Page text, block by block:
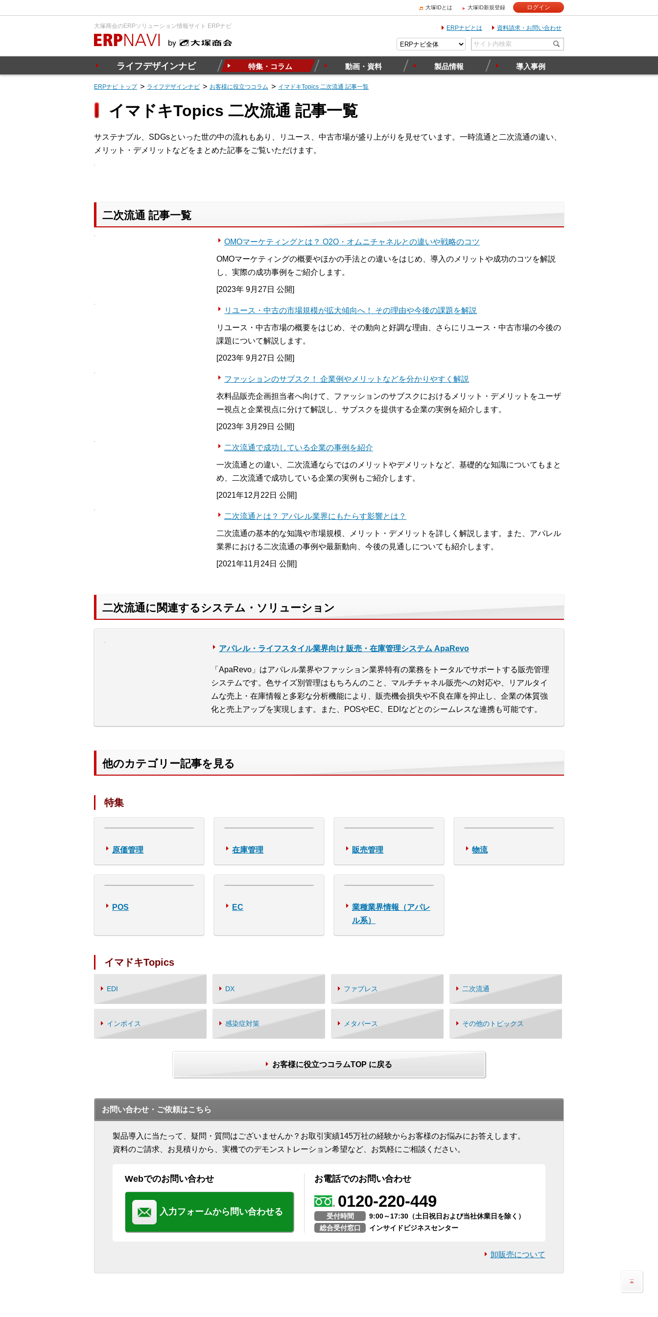
大塚IDとは 大塚ID新規登録 ログイン
大塚商会のERPソリューション情報サイト ERPナビ ERPナビとは 資料請求・お問い合わせ
ライフデザインナビ 特集・コラム 動画・資料 製品情報 導入事例
ERPナビ トップ ライフデザインナビ お客様に役立つコラム イマドキTopics 二次流通 記事一覧
イマドキTopics 二次流通 記事一覧
サステナブル、SDGsといった世の中の流れもあり、リユース、中古市場が盛り上がりを見せています。一時流通と二次流通の違い、
メリット・デメリットなどをまとめた記事をご覧いただけます。
二次流通 記事一覧
OMOマーケティングとは？ O2O・オムニチャネルとの違いや戦略のコツ
OMOマーケティングの概要やほかの手法との違いをはじめ、導入のメリットや成功のコツを解説
し、実際の成功事例をご紹介します。
[2023年 9月27日 公開]
リユース・中古の市場規模が拡大傾向へ！ その理由や今後の課題を解説
リユース・中古市場の概要をはじめ、その動向と好調な理由、さらにリユース・中古市場の今後の
課題について解説します。
[2023年 9月27日 公開]
ファッションのサブスク！ 企業例やメリットなどを分かりやすく解説
衣料品販売企画担当者へ向けて、ファッションのサブスクにおけるメリット・デメリットをユーザ
ー視点と企業視点に分けて解説し、サブスクを提供する企業の実例を紹介します。
[2023年 3月29日 公開]
二次流通で成功している企業の事例を紹介
一次流通との違い、二次流通ならではのメリットやデメリットなど、基礎的な知識についてもまと
め、二次流通で成功している企業の実例もご紹介します。
[2021年12月22日 公開]
二次流通とは？ アパレル業界にもたらす影響とは？
二次流通の基本的な知識や市場規模、メリット・デメリットを詳しく解説します。また、アパレル
業界における二次流通の事例や最新動向、今後の見通しについても紹介します。
[2021年11月24日 公開]
二次流通に関連するシステム・ソリューション
アパレル・ライフスタイル業界向け 販売・在庫管理システム ApaRevo
「ApaRevo」はアパレル業界やファッション業界特有の業務をトータルでサポートする販売管理
システムです。色サイズ別管理はもちろんのこと、マルチチャネル販売への対応や、リアルタイ
ムな売上・在庫情報と多彩な分析機能により、販売機会損失や不良在庫を抑止し、企業の体質強
化と売上アップを実現します。また、POSやEC、EDIなどとのシームレスな連携も可能です。
他のカテゴリー記事を見る
特集
原価管理 在庫管理 販売管理 物流
POS EC
業種業界情報（アパレ
ル系）
イマドキTopics
EDI DX ファブレス 二次流通
インボイス 感染症対策 メタバース その他のトピックス
お客様に役立つコラムTOP に戻る
お問い合わせ・ご依頼はこちら
製品導入に当たって、疑問・質問はございませんか？お取引実績145万社の経験からお客様のお悩みにお答えします。
資料のご請求、お見積りから、実機でのデモンストレーション希望など、お気軽にご相談ください。
Webでのお問い合わせ
入力フォームから問い合わせる
お電話でのお問い合わせ
0120-220-449
受付時間
9:00～17:30（土日祝日および当社休業日を除く）
総合受付窓口
インサイドビジネスセンター
卸販売について